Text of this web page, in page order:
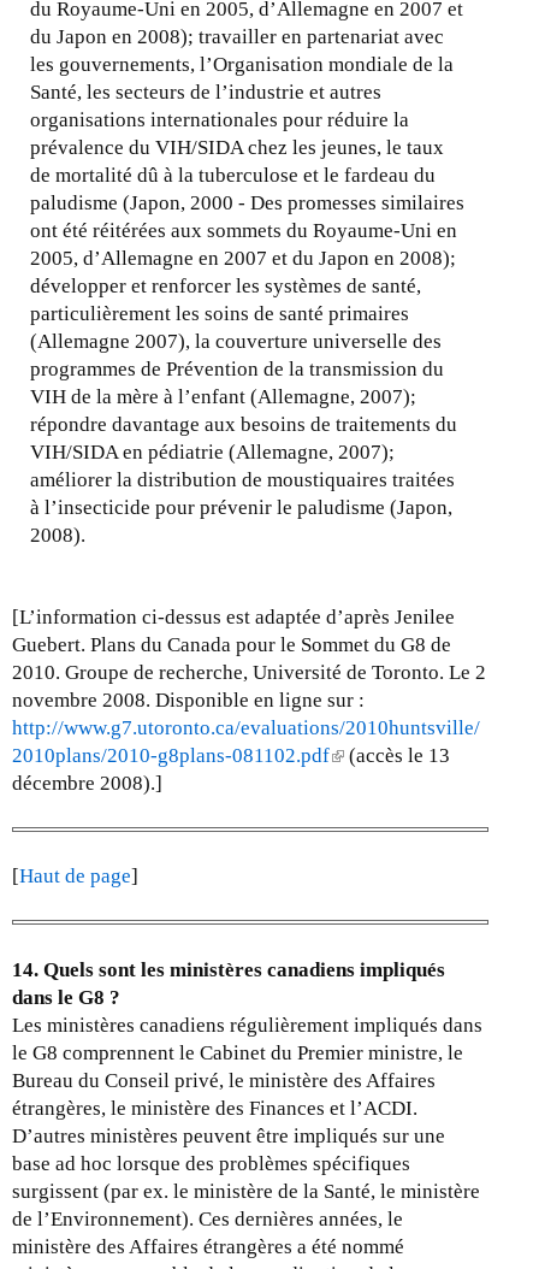
du Royaume-Uni en 2005, d’Allemagne en 2007 et
du Japon en 2008); travailler en partenariat avec
les gouvernements, l’Organisation mondiale de la
Santé, les secteurs de l’industrie et autres
organisations internationales pour réduire la
prévalence du VIH/SIDA chez les jeunes, le taux
de mortalité dû à la tuberculose et le fardeau du
paludisme (Japon, 2000 - Des promesses similaires
ont été réitérées aux sommets du Royaume-Uni en
2005, d’Allemagne en 2007 et du Japon en 2008);
développer et renforcer les systèmes de santé,
particulièrement les soins de santé primaires
(Allemagne 2007), la couverture universelle des
programmes de Prévention de la transmission du
VIH de la mère à l’enfant (Allemagne, 2007);
répondre davantage aux besoins de traitements du
VIH/SIDA en pédiatrie (Allemagne, 2007);
améliorer la distribution de moustiquaires traitées
à l’insecticide pour prévenir le paludisme (Japon,
2008).
[L’information ci-dessus est adaptée d’après Jenilee
Guebert. Plans du Canada pour le Sommet du G8 de
2010. Groupe de recherche, Université de Toronto. Le 2
novembre 2008. Disponible en ligne sur :
http://www.g7.utoronto.ca/evaluations/2010huntsville/
2010plans/2010-g8plans-081102.pdf(
n
s
x
e
r
n
a
l
)
(accès le 13
décembre 2008).]
[Haut de page]
14. Quels sont les ministères canadiens impliqués
dans le G8 ?
Les ministères canadiens régulièrement impliqués dans
le G8 comprennent le Cabinet du Premier ministre, le
Bureau du Conseil privé, le ministère des Affaires
étrangères, le ministère des Finances et l’ACDI.
D’autres ministères peuvent être impliqués sur une
base ad hoc lorsque des problèmes spécifiques
surgissent (par ex. le ministère de la Santé, le ministère
de l’Environnement). Ces dernières années, le
ministère des Affaires étrangères a été nommé